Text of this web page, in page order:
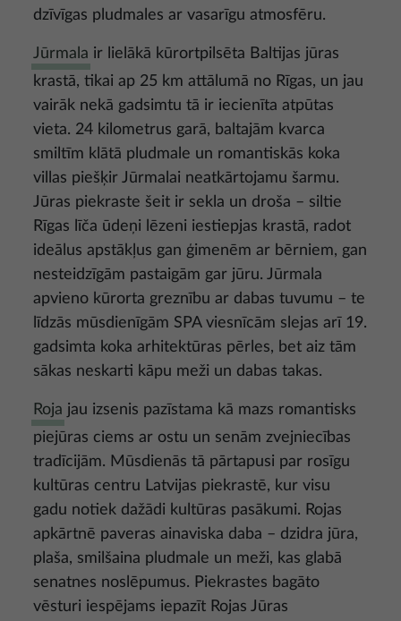
dzīvīgas pludmales ar vasarīgu atmosfēru.
Jūrmala ir lielākā kūrortpilsēta Baltijas jūras
krastā, tikai ap 25 km attālumā no Rīgas, un jau
vairāk nekā gadsimtu tā ir iecienīta atpūtas
vieta. 24 kilometrus garā, baltajām kvarca
smiltīm klātā pludmale un romantiskās koka
villas piešķir Jūrmalai neatkārtojamu šarmu.
Jūras piekraste šeit ir sekla un droša – siltie
Rīgas līča ūdeņi lēzeni iestiepjas krastā, radot
ideālus apstākļus gan ģimenēm ar bērniem, gan
nesteidzīgām pastaigām gar jūru. Jūrmala
apvieno kūrorta greznību ar dabas tuvumu – te
līdzās mūsdienīgām SPA viesnīcām slejas arī 19.
gadsimta koka arhitektūras pērles, bet aiz tām
sākas neskarti kāpu meži un dabas takas.
Roja jau izsenis pazīstama kā mazs romantisks
piejūras ciems ar ostu un senām zvejniecības
tradīcijām. Mūsdienās tā pārtapusi par rosīgu
kultūras centru Latvijas piekrastē, kur visu
gadu notiek dažādi kultūras pasākumi. Rojas
apkārtnē paveras ainaviska daba – dzidra jūra,
plaša, smilšaina pludmale un meži, kas glabā
senatnes noslēpumus. Piekrastes bagāto
vēsturi iespējams iepazīt Rojas Jūras